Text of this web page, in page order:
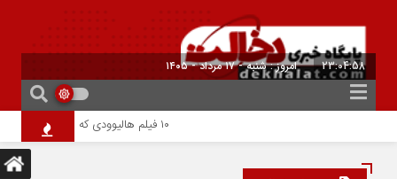
23:04:58 امروز : شنبه - ۱۷ مرداد - ۱۴۰۵
۱۰ فیلم هالیوودی که ارزش دیدن دارند | شاهکارهایی که نباید از دست بدهید